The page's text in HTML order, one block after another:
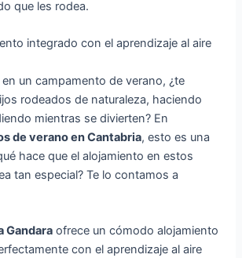
que les rodea.
integrado con el aprendizaje al aire
un campamento de verano, ¿te
rodeados de naturaleza, haciendo
mientras se divierten? En
de verano en Cantabria, esto es una
hace que el alojamiento en estos
tan especial? Te lo contamos a
Gandaraofrece un cómodo alojamiento
con el aprendizaje al aire